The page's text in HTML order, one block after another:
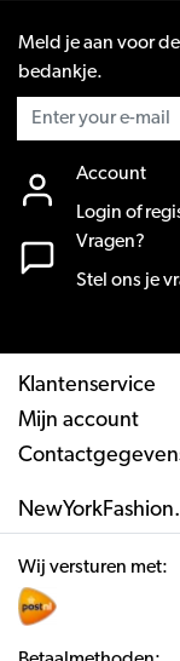
Meld je aan voor
bedankje.
Account
Login of
Vragen?
Stel ons je
Klantenservice
Mijn account
Wij versturen met: